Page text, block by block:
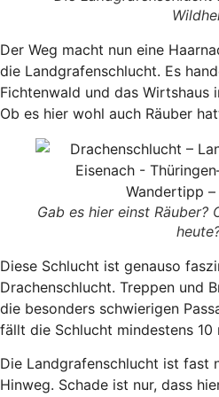
Der Weg macht nun eine
die Landgrafenschlucht. Es
Fichtenwald und das Wirtshaus
Ob es hier wohl auch Räuber
Gab es hier einst Räuber?
Diese Schlucht ist genauso
Drachenschlucht. Treppen und
die besonders schwierigen
fällt die Schlucht mindestens 10
Die Landgrafenschlucht ist fast
Hinweg. Schade ist nur, dass